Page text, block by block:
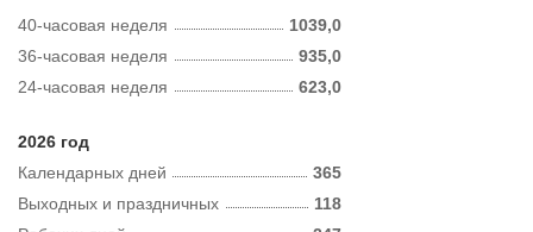
40-часовая неделя
1039,0
36-часовая неделя
935,0
24-часовая неделя
623,0
2026 год
Календарных дней
365
Выходных и праздничных 118